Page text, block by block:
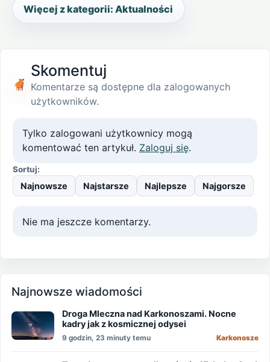
Więcej z kategorii: Aktualności
Skomentuj
Komentarze są dostępne dla zalogowanych
użytkowników.
Tylko zalogowani użytkownicy mogą
komentować ten artykuł. Zaloguj się.
Sortuj:
Najnowsze Najstarsze Najlepsze Najgorsze
Nie ma jeszcze komentarzy.
Najnowsze wiadomości
Droga Mleczna nad Karkonoszami. Nocne
kadry jak z kosmicznej odysei
9 godzin, 23 minuty temu Karkonosze